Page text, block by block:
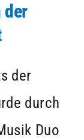
der
der
durch
Duo